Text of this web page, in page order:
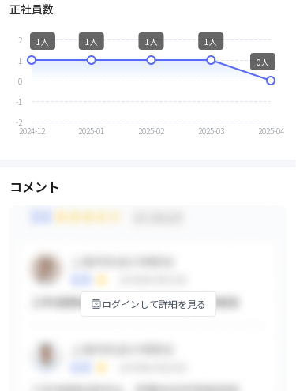
正社員数
-2
-1
0
1
2
2024-12 2025-01 2025-02 2025-03 2025-04
1人 1人 1人
1人
0人
コメント
ログインして詳細を見る